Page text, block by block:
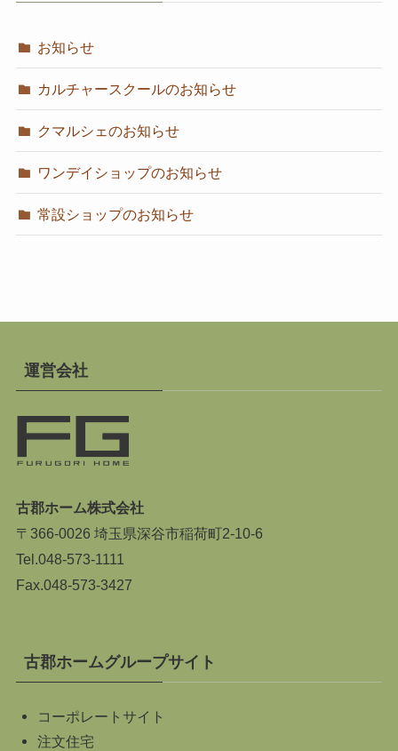
お知らせ
カルチャースクールのお知らせ
クマルシェのお知らせ
ワンデイショップのお知らせ
常設ショップのお知らせ
運営会社
古郡ホーム株式会社
〒366-0026 埼玉県深谷市稲荷町2-10-6
Tel.048-573-1111
Fax.048-573-3427
古郡ホームグループサイト
コーポレートサイト
注文住宅